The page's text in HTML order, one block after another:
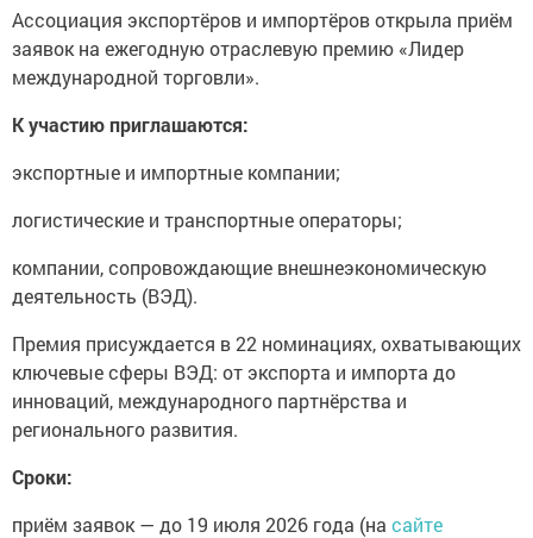
Ассоциация экспортёров и импортёров открыла приём
заявок на ежегодную отраслевую премию «Лидер
международной торговли».
К участию приглашаются:
экспортные и импортные компании;
логистические и транспортные операторы;
компании, сопровождающие внешнеэкономическую
деятельность (ВЭД).
Премия присуждается в 22 номинациях, охватывающих
ключевые сферы ВЭД: от экспорта и импорта до
инноваций, международного партнёрства и
регионального развития.
Сроки:
приём заявок — до 19 июля 2026 года (на сайте